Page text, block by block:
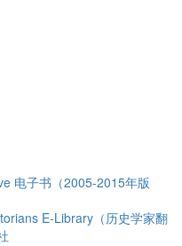
电子书（2005-2015年版
E-Library（历史学家翻